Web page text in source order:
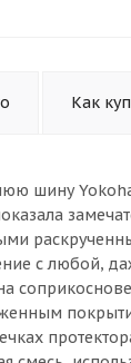
Как
шину
с любой,